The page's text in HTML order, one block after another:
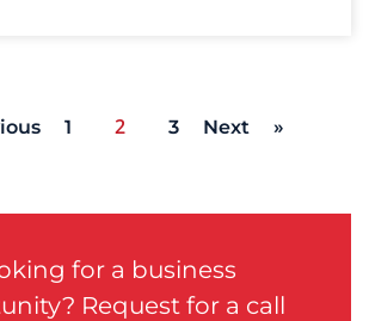
Next »
for a business
Request for a call